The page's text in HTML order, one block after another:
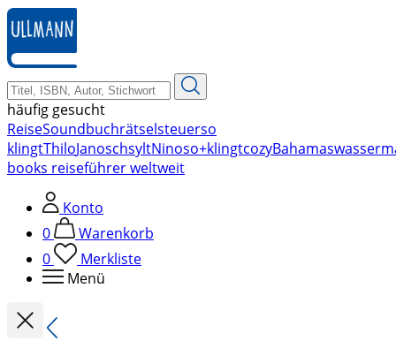
zum
Hauptinhalt
springen
häufig gesucht
ReiseSoundbuchrätselsteuerso
klingtThiloJanoschsyltNinoso+klingtcozyBahamas
books reiseführer weltweit
Konto
0
Warenkorb
0
Merkliste
Menü